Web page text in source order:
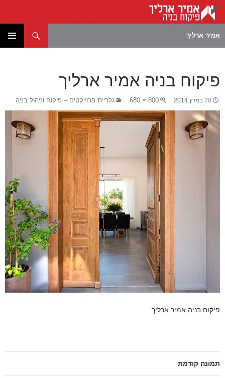
אמיר ארליך
פיקוח בניה אמיר ארליך
20 במרץ 2014 800 × 680 גלריית פרוייקטים – פיקוח וניהול בניה
פיקוח בניה אמיר ארליך
תמונה קודמת